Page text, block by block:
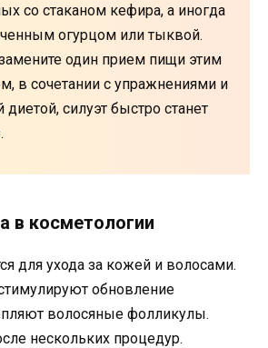
со стаканом кефира, а иногда
огурцом или тыквой.
один прием пищи этим
в сочетании с упражнениями и
диетой, силуэт быстро станет
в косметологии
для ухода за кожей и волосами.
обновление
волосяные фолликулы.
нескольких процедур.